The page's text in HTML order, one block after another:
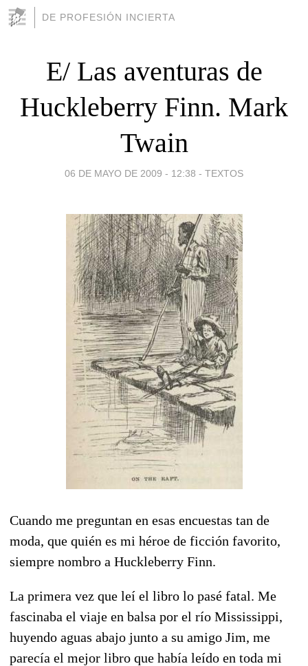
DE PROFESIÓN INCIERTA
E/ Las aventuras de
Huckleberry Finn. Mark
Twain
06 DE MAYO DE 2009 - 12:38 - TEXTOS
Cuando me preguntan en esas encuestas tan de
moda, que quién es mi héroe de ficción favorito,
siempre nombro a Huckleberry Finn.
La primera vez que leí el libro lo pasé fatal. Me
fascinaba el viaje en balsa por el río Mississippi,
huyendo aguas abajo junto a su amigo Jim, me
parecía el mejor libro que había leído en toda mi